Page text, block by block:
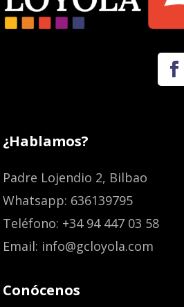
¿Hablamos?
Padre Lojendio 2, Bilbao
Whatsapp: 636139795
Teléfono: +34 94 447 03 58
Email: info@gcloyola.com
Conócenos